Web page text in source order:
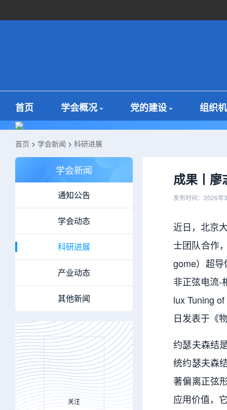
首页 学会概况 党的建设 组织
首页 > 学会新闻 > 科研进展
学会新闻
通知公告
学会动态
科研进展
产业动态
其他新闻
关注
成果丨廖
发布时间：2026年
近日，北京
士团队合作
gome）超
非正弦电流-
lux Tuning
日发表于《
约瑟夫森结
统约瑟夫森
著偏离正弦
应用价值，